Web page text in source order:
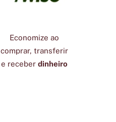
Economize ao
comprar, transferir
e receberdinheiro